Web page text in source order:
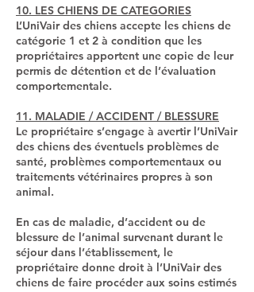
10. LES CHIENS DE CATEGORIES
L’UniVair des chiens accepte les chiens de
catégorie 1 et 2 à condition que les
propriétaires apportent une copie de leur
permis de détention et de l’évaluation
comportementale.
11. MALADIE / ACCIDENT / BLESSURE
Le propriétaire s’engage à avertir l’UniVair
des chiens des éventuels problèmes de
santé, problèmes comportementaux ou
traitements vétérinaires propres à son
animal.
En cas de maladie, d’accident ou de
blessure de l’animal survenant durant le
séjour dans l’établissement, le
propriétaire donne droit à l’UniVair des
chiens de faire procéder aux soins estimés